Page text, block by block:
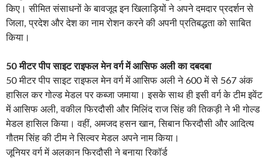
किए। सीमित संसाधनों के बावजूद इन खिलाड़ियों ने अपने दमदार प्रदर्शन से
जिला, प्रदेश और देश का नाम रोशन करने की अपनी प्रतिबद्धता को साबित
किया।
50 मीटर पीप साइट राइफल मेन वर्ग में आसिफ अली का दबदबा
50 मीटर पीप साइट राइफल मेन वर्ग में आसिफ अली ने 600 में से 567 अंक
हासिल कर गोल्ड मेडल पर कब्जा जमाया। इसके साथ ही इसी वर्ग के टीम इवेंट
में आसिफ अली, वकील फिरदौसी और मिलिंद राज सिंह की तिकड़ी ने भी गोल्ड
मेडल हासिल किया। वहीं, अमजद हसन खान, सिबान फिरदौसी और आदित्य
गौतम सिंह की टीम ने सिल्वर मेडल अपने नाम किया।
जूनियर वर्ग में अलकान फिरदौसी ने बनाया रिकॉर्ड